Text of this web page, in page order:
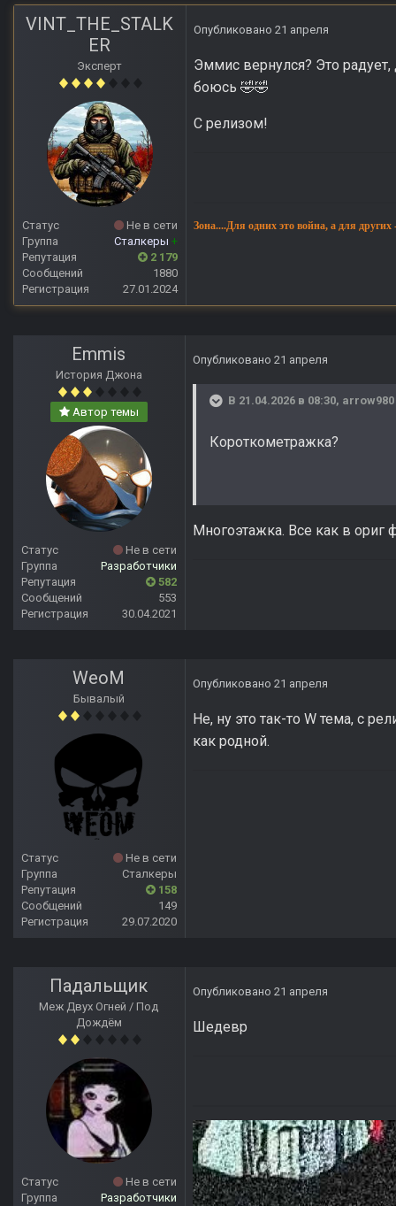
VINT_THE_STALK
ER
Эксперт
Статус
Не в сети
Группа
Сталкеры +
Репутация
2 179
Сообщений
1880
Регистрация
27.01.2024
Опубликовано 21 апреля
Эммис вернулся? Это
боюсь 🤣🤣
С релизом!
Зона....Для одних это война, а для
Emmis
История Джона
Автор темы
Статус
Не в сети
Группа
Разработчики
Репутация
582
Сообщений
553
Регистрация
30.04.2021
Опубликовано 21 апреля
В 21.04.2026 в 08:30, arrow980
Короткометражка?
Многоэтажка. Все как в
WeoM
Бывалый
Статус
Не в сети
Группа
Сталкеры
Репутация
158
Сообщений
149
Регистрация
29.07.2020
Опубликовано 21 апреля
Не, ну это так-то W тема, с
как родной.
Падальщик
Меж Двух Огней / Под
Дождём
Статус
Не в сети
Группа
Разработчики
Опубликовано 21 апреля
Шедевр